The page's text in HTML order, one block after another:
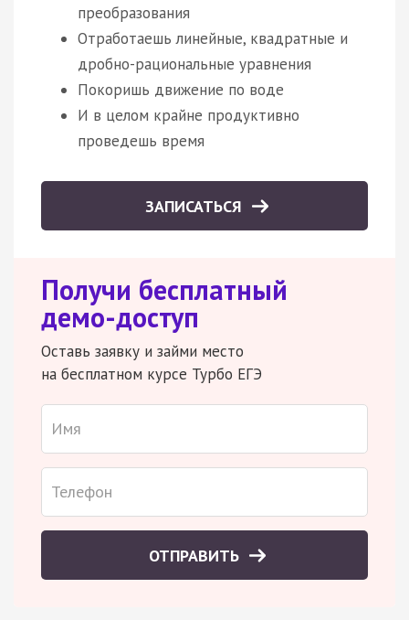
преобразования
Отработаешь линейные, квадратные и
дробно-рациональные уравнения
Покоришь движение по воде
И в целом крайне продуктивно
проведешь время
ЗАПИСАТЬСЯ
Получи бесплатный
демо-доступ
Оставь заявку и займи место
на бесплатном курсе Турбо ЕГЭ
ОТПРАВИТЬ